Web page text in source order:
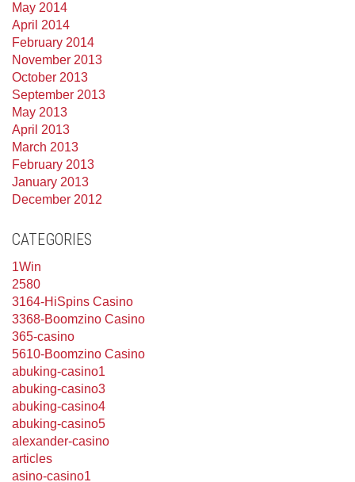
May 2014
April 2014
February 2014
November 2013
October 2013
September 2013
May 2013
April 2013
March 2013
February 2013
January 2013
December 2012
CATEGORIES
1Win
2580
3164-HiSpins Casino
3368-Boomzino Casino
365-casino
5610-Boomzino Casino
abuking-casino1
abuking-casino3
abuking-casino4
abuking-casino5
alexander-casino
articles
asino-casino1